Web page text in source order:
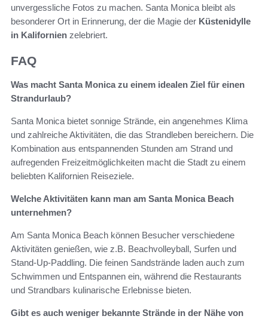
unvergessliche Fotos zu machen. Santa Monica bleibt als
besonderer Ort in Erinnerung, der die Magie der Küstenidylle
in Kalifornien zelebriert.
FAQ
Was macht Santa Monica zu einem idealen Ziel für einen
Strandurlaub?
Santa Monica bietet sonnige Strände, ein angenehmes Klima
und zahlreiche Aktivitäten, die das Strandleben bereichern. Die
Kombination aus entspannenden Stunden am Strand und
aufregenden Freizeitmöglichkeiten macht die Stadt zu einem
beliebten Kalifornien Reiseziele.
Welche Aktivitäten kann man am Santa Monica Beach
unternehmen?
Am Santa Monica Beach können Besucher verschiedene
Aktivitäten genießen, wie z.B. Beachvolleyball, Surfen und
Stand-Up-Paddling. Die feinen Sandstrände laden auch zum
Schwimmen und Entspannen ein, während die Restaurants
und Strandbars kulinarische Erlebnisse bieten.
Gibt es auch weniger bekannte Strände in der Nähe von